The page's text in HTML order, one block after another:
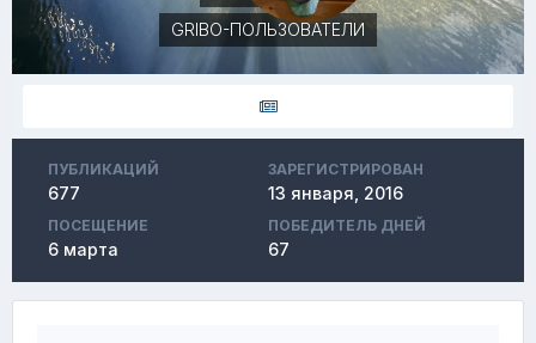
GRIBO-ПОЛЬЗОВАТЕЛИ
ПУБЛИКАЦИЙ
677
ЗАРЕГИСТРИРОВАН
13 января, 2016
ПОСЕЩЕНИЕ
6 марта
ПОБЕДИТЕЛЬ ДНЕЙ
67